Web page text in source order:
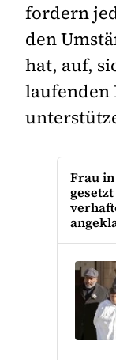
fordern
den
hat, auf,
laufenden
Frau in